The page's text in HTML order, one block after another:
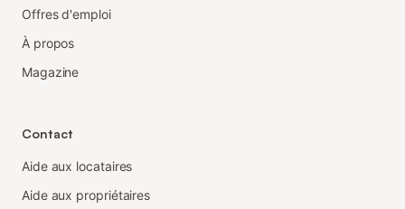
Offres d'emploi
À propos
Magazine
Contact
Aide aux locataires
Aide aux propriétaires